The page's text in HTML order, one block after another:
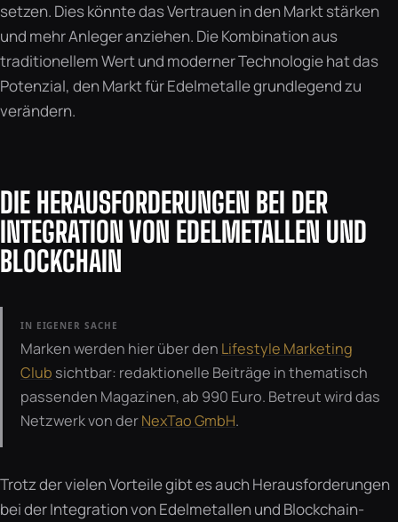
setzen. Dies könnte das Vertrauen in den Markt stärken
und mehr Anleger anziehen. Die Kombination aus
traditionellem Wert und moderner Technologie hat das
Potenzial, den Markt für Edelmetalle grundlegend zu
verändern.
DIE HERAUSFORDERUNGEN BEI DER
INTEGRATION VON EDELMETALLEN UND
BLOCKCHAIN
IN EIGENER SACHE
Marken werden hier über den Lifestyle Marketing
Club sichtbar: redaktionelle Beiträge in thematisch
passenden Magazinen, ab 990 Euro. Betreut wird das
Netzwerk von derNexTao GmbH.
Trotz der vielen Vorteile gibt es auch Herausforderungen
bei der Integration von Edelmetallen und Blockchain-